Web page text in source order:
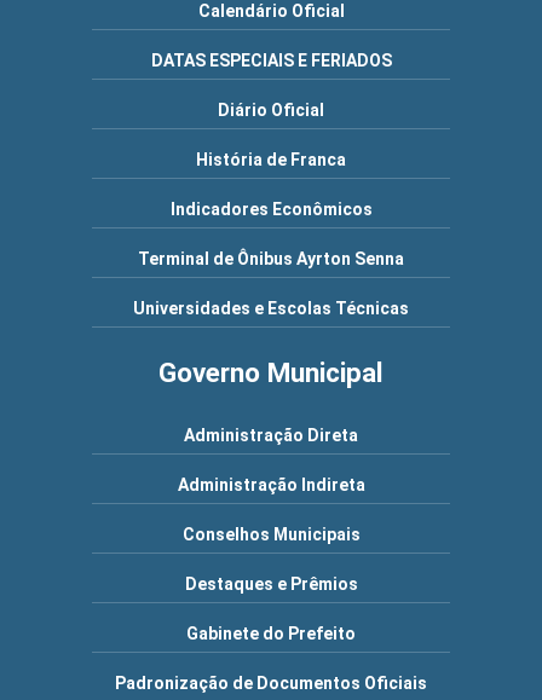
Calendário Oficial
DATAS ESPECIAIS E FERIADOS
Diário Oficial
História de Franca
Indicadores Econômicos
Terminal de Ônibus Ayrton Senna
Universidades e Escolas Técnicas
Governo Municipal
Administração Direta
Administração Indireta
Conselhos Municipais
Destaques e Prêmios
Gabinete do Prefeito
Padronização de Documentos Oficiais